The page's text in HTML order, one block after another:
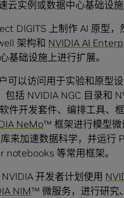
云实例或数据中心基础设施
DIGITS 上制作 AI 原型，
架构和 NVIDIA AI
基础设施上进行扩展。
可以访问用于实验和原型
包括 NVIDIA NGC 目录和
件开发套件、编排工具、框
NeMo™ 框架进行模型微
来加速数据科学，并运行
等常用框架。
开发者计划使用
NIM™ 微服务，进行研究